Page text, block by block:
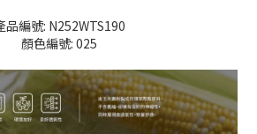
品編號: N252WTS190
顏色編號: 025